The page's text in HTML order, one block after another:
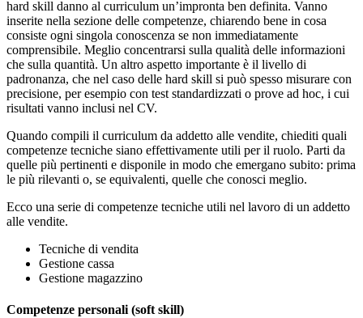
hard skill danno al curriculum un’impronta ben definita. Vanno
inserite nella sezione delle competenze, chiarendo bene in cosa
consiste ogni singola conoscenza se non immediatamente
comprensibile. Meglio concentrarsi sulla qualità delle informazioni
che sulla quantità. Un altro aspetto importante è il livello di
padronanza, che nel caso delle hard skill si può spesso misurare con
precisione, per esempio con test standardizzati o prove ad hoc, i cui
risultati vanno inclusi nel CV.
Quando compili il curriculum da addetto alle vendite, chiediti quali
competenze tecniche siano effettivamente utili per il ruolo. Parti da
quelle più pertinenti e disponile in modo che emergano subito: prima
le più rilevanti o, se equivalenti, quelle che conosci meglio.
Ecco una serie di competenze tecniche utili nel lavoro di un addetto
alle vendite.
Tecniche di vendita
Gestione cassa
Gestione magazzino
Competenze personali (soft skill)